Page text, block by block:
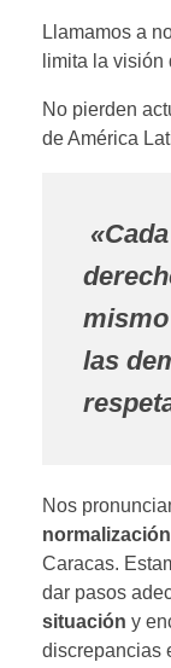
Llamamos a
limita la
No pierden
de América
las
Nos
Caracas.
dar pasos
situación y
discrepancias